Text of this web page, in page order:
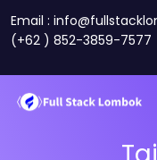
Email :
(+62 ) 852-3859-7577